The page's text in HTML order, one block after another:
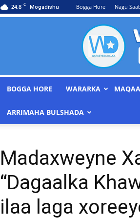
24.8 C Mogadishu Bogga Hore Nagu
BOGGA HORE WARARKA
ARRIMAHA BULSHADA
Madaxweyne
“Dagaalka
ilaa laga